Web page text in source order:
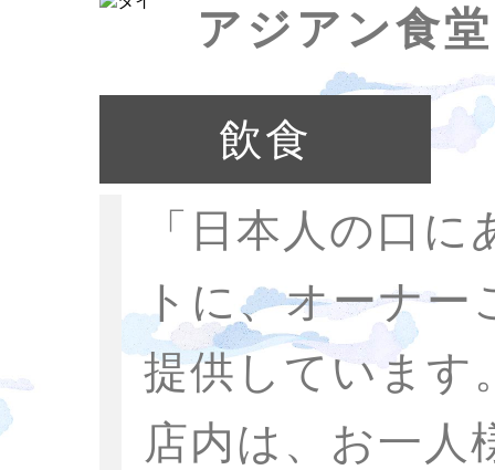
アジアン食
飲食
「日本人の口
トに、オーナ
提供しています
店内は、お一人